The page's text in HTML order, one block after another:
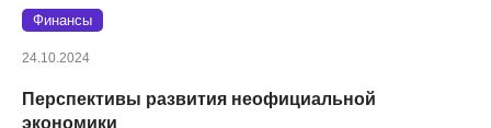
Финансы
24.10.2024
Перспективы развития неофициальной
экономики